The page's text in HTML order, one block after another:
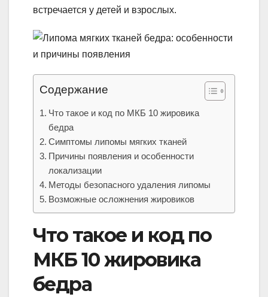
встречается у детей и взрослых.
Содержание
Что такое и код по МКБ 10 жировика
бедра
Симптомы липомы мягких тканей
Причины появления и особенности
локализации
Методы безопасного удаления липомы
Возможные осложнения жировиков
Что такое и код по
МКБ 10 жировика
бедра